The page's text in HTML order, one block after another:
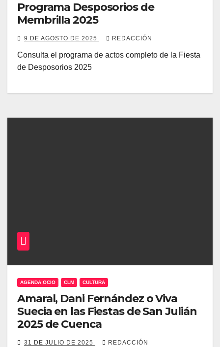
Programa Desposorios de
Membrilla 2025
9 DE AGOSTO DE 2025 REDACCIÓN
Consulta el programa de actos completo de la Fiesta
de Desposorios 2025
AGENDA OCIO CLM CULTURA
Amaral, Dani Fernández o Viva
Suecia en las Fiestas de San Julián
2025 de Cuenca
31 DE JULIO DE 2025 REDACCIÓN